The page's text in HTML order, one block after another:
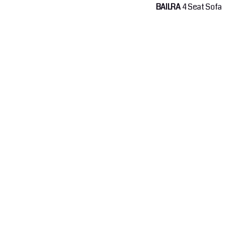
BAILRA4 Seat Sofa